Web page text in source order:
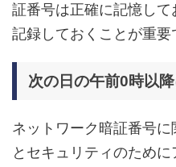
証番号は正確に記憶し
記録しておくことが重要
次の日の午前0時以
ネットワーク暗証番号に
とセキュリティのため